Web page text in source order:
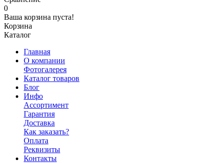
0
Ваша корзина пуста!
Корзина
Каталог
Главная
О компании
Фотогалерея
Каталог товаров
Блог
Инфо
Ассортимент
Гарантия
Доставка
Как заказать?
Оплата
Реквизиты
Контакты